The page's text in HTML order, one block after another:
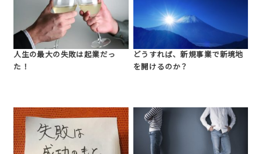
人生の最大の失敗は起業だっ
た！
どうすれば、新規事業で新境地
を開けるのか？